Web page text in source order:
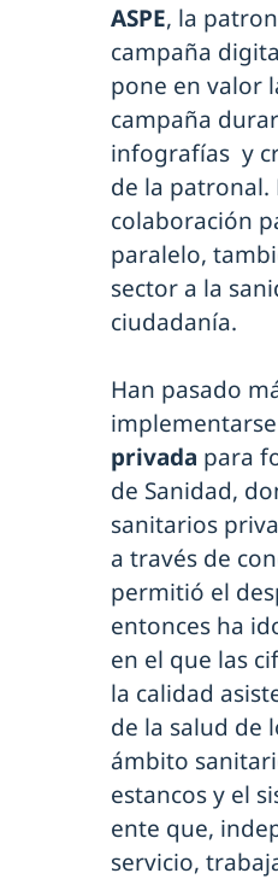
ASPE, la
campaña
pone en valor
campaña
infografías y
de la patronal.
colaboración
paralelo,
sector a la
ciudadanía.
Han pasado
privada para
de Sanidad,
sanitarios
a través de
permitió el
entonces ha
en el que las
la calidad
de la salud de
ámbito
estancos y el
ente que,
servicio,